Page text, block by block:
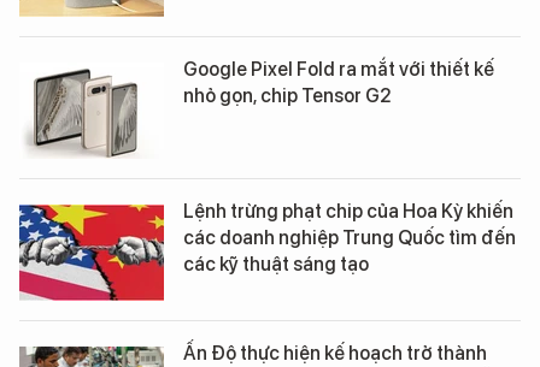
Google Pixel Fold ra mắt với thiết kế
nhỏ gọn, chip Tensor G2
Lệnh trừng phạt chip của Hoa Kỳ khiến
các doanh nghiệp Trung Quốc tìm đến
các kỹ thuật sáng tạo
Ấn Độ thực hiện kế hoạch trở thành